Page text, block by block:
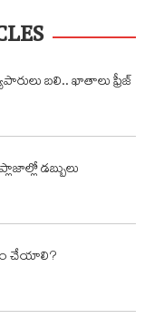
బలి.. ఖాతాలు ఫ్రీజ్‌
డబ్బులు
చేయాలి?